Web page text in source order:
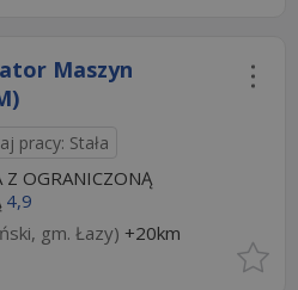
Maszyn
pracy: Stała
Z OGRANICZONĄ
4,9
gm. Łazy) +20km